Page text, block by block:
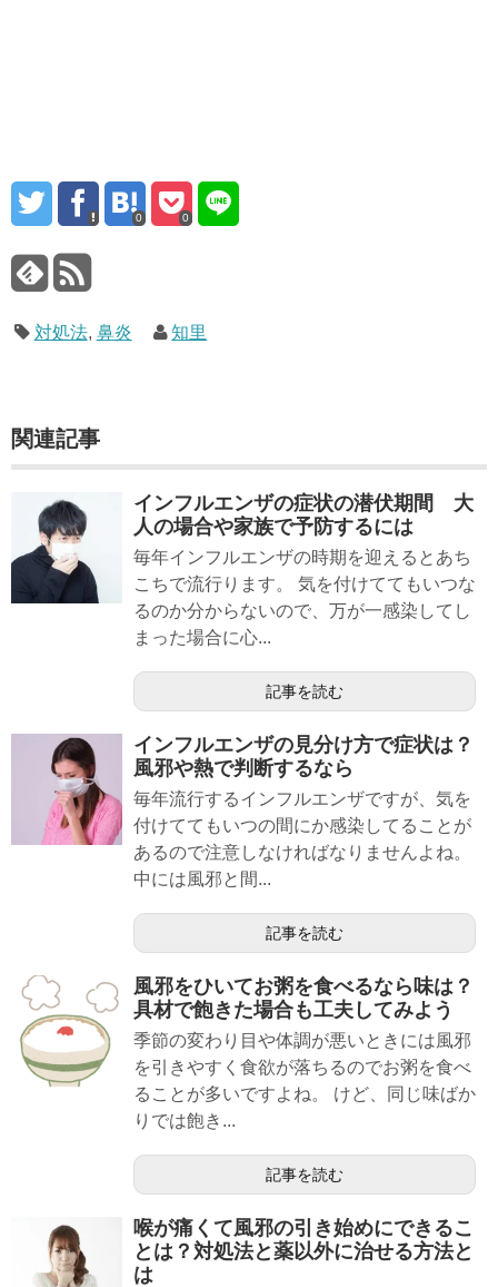
0 0
対処法, 鼻炎 知里
関連記事
インフルエンザの症状の潜伏期間 大
人の場合や家族で予防するには
毎年インフルエンザの時期を迎えるとあち
こちで流行ります。 気を付けててもいつな
るのか分からないので、万が一感染してし
まった場合に心...
記事を読む
インフルエンザの見分け方で症状は？
風邪や熱で判断するなら
毎年流行するインフルエンザですが、気を
付けててもいつの間にか感染してることが
あるので注意しなければなりませんよね。
中には風邪と間...
記事を読む
風邪をひいてお粥を食べるなら味は？
具材で飽きた場合も工夫してみよう
季節の変わり目や体調が悪いときには風邪
を引きやすく食欲が落ちるのでお粥を食べ
ることが多いですよね。 けど、同じ味ばか
りでは飽き...
記事を読む
喉が痛くて風邪の引き始めにできるこ
とは？対処法と薬以外に治せる方法と
は